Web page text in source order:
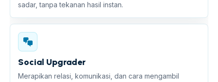
sadar, tanpa tekanan hasil instan.
Social Upgrader
Merapikan relasi, komunikasi, dan cara mengambil